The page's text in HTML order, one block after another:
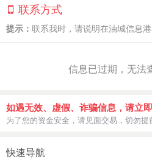
联系方式
提示： 联系我时，请说明在油城信息
信息已过期，无法
如遇无效、虚假、诈骗信息，请立
为了您的资金安全，请见面交易，切勿提
快速导航